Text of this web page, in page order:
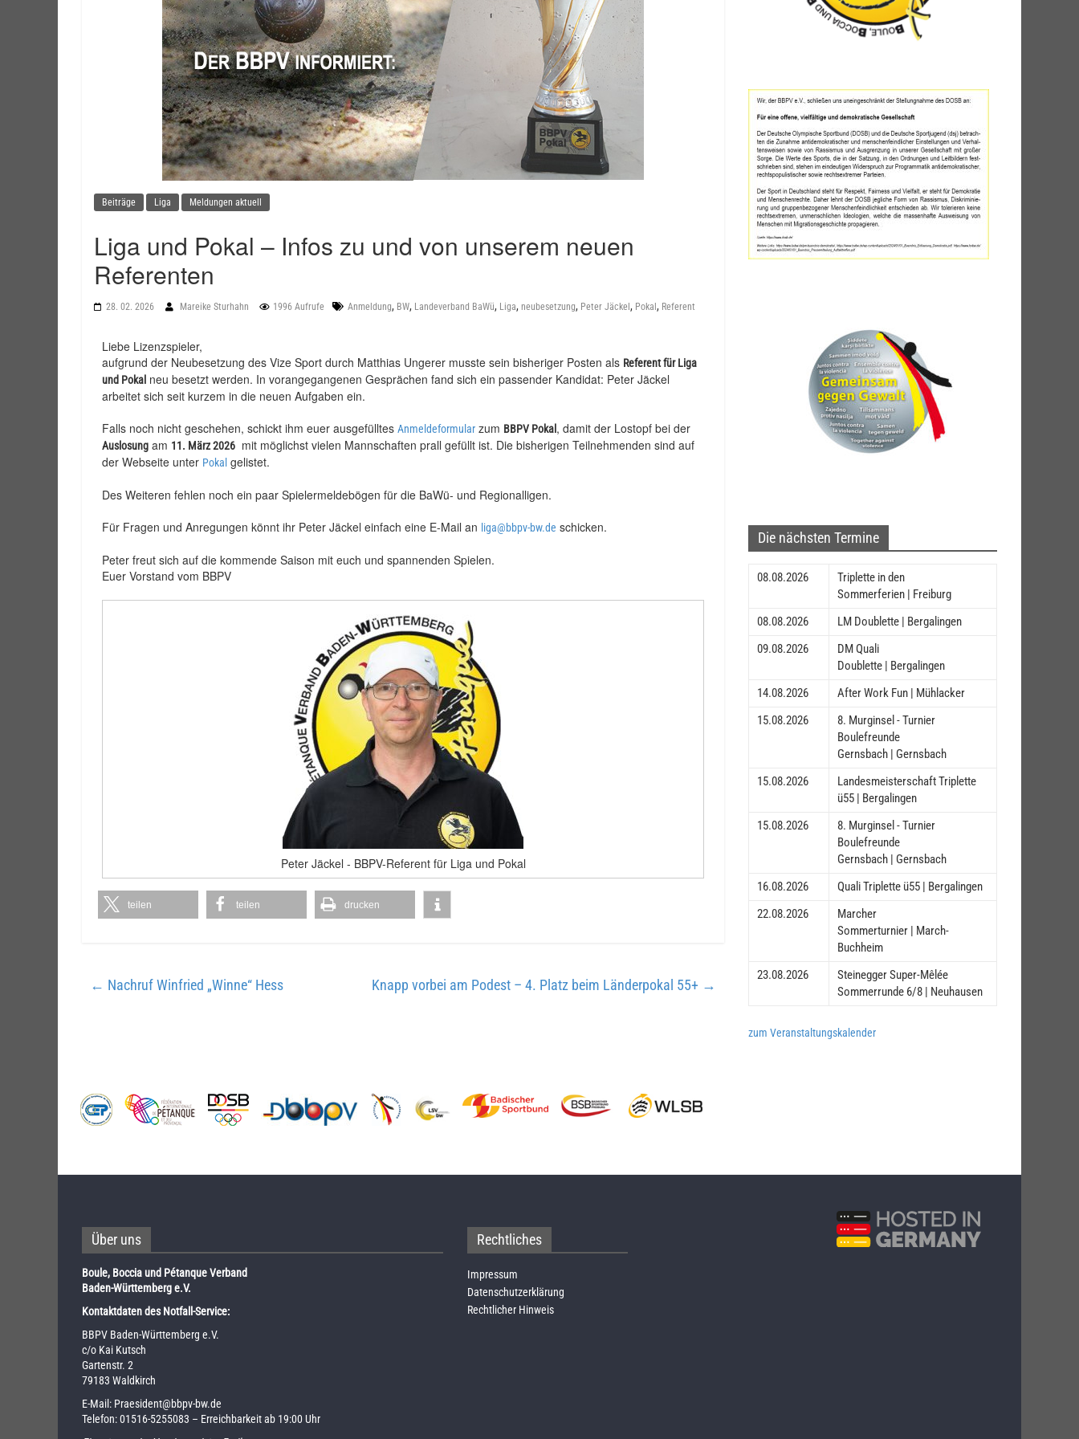
Beiträge Liga Meldungen aktuell
Liga und Pokal – Infos zu und von unserem neuen
Referenten
28. 02. 2026 Mareike Sturhahn 1996 Aufrufe Anmeldung, BW, Landeverband BaWü, Liga, neubesetzung, Peter Jäckel , Pokal , Referent
Liebe Lizenzspieler,
aufgrund der Neubesetzung des Vize Sport durch Matthias Ungerer musste sein bisheriger Posten als Referent für Liga
und Pokal neu besetzt werden. In vorangegangenen Gesprächen fand sich ein passender Kandidat: Peter Jäckel
arbeitet sich seit kurzem in die neuen Aufgaben ein.
Falls noch nicht geschehen, schickt ihm euer ausgefülltes Anmeldeformular zum BBPV Pokal , damit der Lostopf bei der
Auslosung am 11. März 2026 mit möglichst vielen Mannschaften prall gefüllt ist. Die bisherigen Teilnehmenden sind auf
der Webseite unter Pokal gelistet.
Des Weiteren fehlen noch ein paar Spielermeldebögen für die BaWü- und Regionalligen.
Für Fragen und Anregungen könnt ihr Peter Jäckel einfach eine E-Mail an liga@bbpv-bw.de schicken.
Peter freut sich auf die kommende Saison mit euch und spannenden Spielen.
Euer Vorstand vom BBPV
Peter Jäckel - BBPV-Referent für Liga und Pokal
teilen teilen drucken
← Nachruf Winfried „Winne“ Hess Knapp vorbei am Podest – 4. Platz beim Länderpokal 55+ →
Die nächsten Termine
08.08.2026
Triplette in den
Sommerferien | Freiburg
08.08.2026
LM Doublette | Bergalingen
09.08.2026
DM Quali
Doublette | Bergalingen
14.08.2026
After Work Fun | Mühlacker
15.08.2026
8. Murginsel - Turnier
Boulefreunde
Gernsbach | Gernsbach
15.08.2026
Landesmeisterschaft Triplette
ü55 | Bergalingen
15.08.2026
8. Murginsel - Turnier
Boulefreunde
Gernsbach | Gernsbach
16.08.2026
Quali Triplette ü55 | Bergalingen
22.08.2026
Marcher
Sommerturnier | March-
Buchheim
23.08.2026
Steinegger Super-Mêlée
Sommerrunde 6/8 | Neuhausen
zum Veranstaltungskalender
Über uns
Boule, Boccia und Pétanque Verband
Baden-Württemberg e.V.
Kontaktdaten des Notfall-Service:
BBPV Baden-Württemberg e.V.
c/o Kai Kutsch
Gartenstr. 2
79183 Waldkirch
E-Mail: Praesident@bbpv-bw.de
Telefon:01516-5255083 – Erreichbarkeit ab 19:00 Uhr
Rechtliches
Impressum
Datenschutzerklärung
Rechtlicher Hinweis